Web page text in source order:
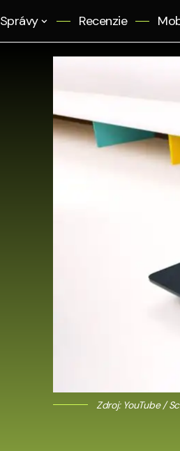
Správy Recenzie
Zdroj: YouTube /